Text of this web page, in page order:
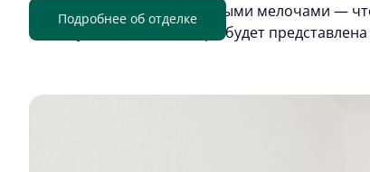
обживать квартиру приятными мелочами —
отделку. Цветовая палитра будет
Подробнее об отделке